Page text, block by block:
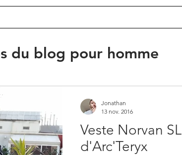
du blog pour homme
Veste Norvan
d'Arc'Teryx
Jonathan
13 nov. 2016